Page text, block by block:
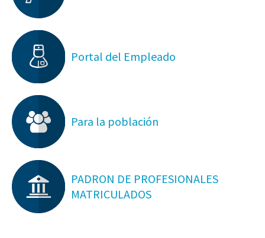
Portal del Empleado
Para la población
PADRON DE PROFESIONALES
MATRICULADOS